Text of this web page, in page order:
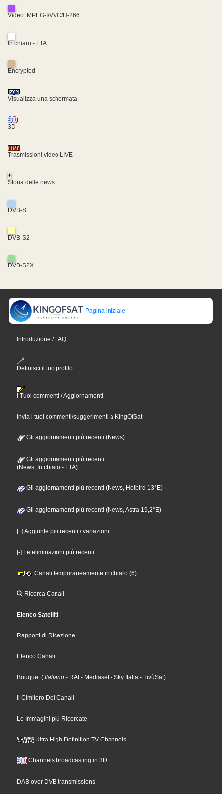
Video: MPEG-I/VVC/H-266
In chiaro - FTA
Encrypted
Visualizza una schermata
3D
Trasmissioni video LIVE
+
Storia delle news
DVB-S
DVB-S2
DVB-S2X
Pagina iniziale
Introduzione / FAQ
Definisci il tuo profilo
I Tuoi commenti / Aggiornamenti
Invia i tuoi commenti/suggerimenti a KingOfSat
Gli aggiornamenti più recenti (News)
Gli aggiornamenti più recenti
(News, In chiaro - FTA)
Gli aggiornamenti più recenti (News, Hotbird 13°E)
Gli aggiornamenti più recenti (News, Astra 19,2°E)
[+] Aggiunte più recenti / variazioni
[-] Le eliminazioni più recenti
Canali temporaneamente in chiaro (6)
Ricerca Canali
Elenco Satelliti
Rapporti di Ricezione
Elenco Canali
Bouquet ( Italiano - RAI - Mediaset - Sky Italia - TivùSat)
Il Cimitero Dei Canali
Le Immagini più Ricercate
Ultra High Definition TV Channels
Channels broadcasting in 3D
DAB over DVB transmissions